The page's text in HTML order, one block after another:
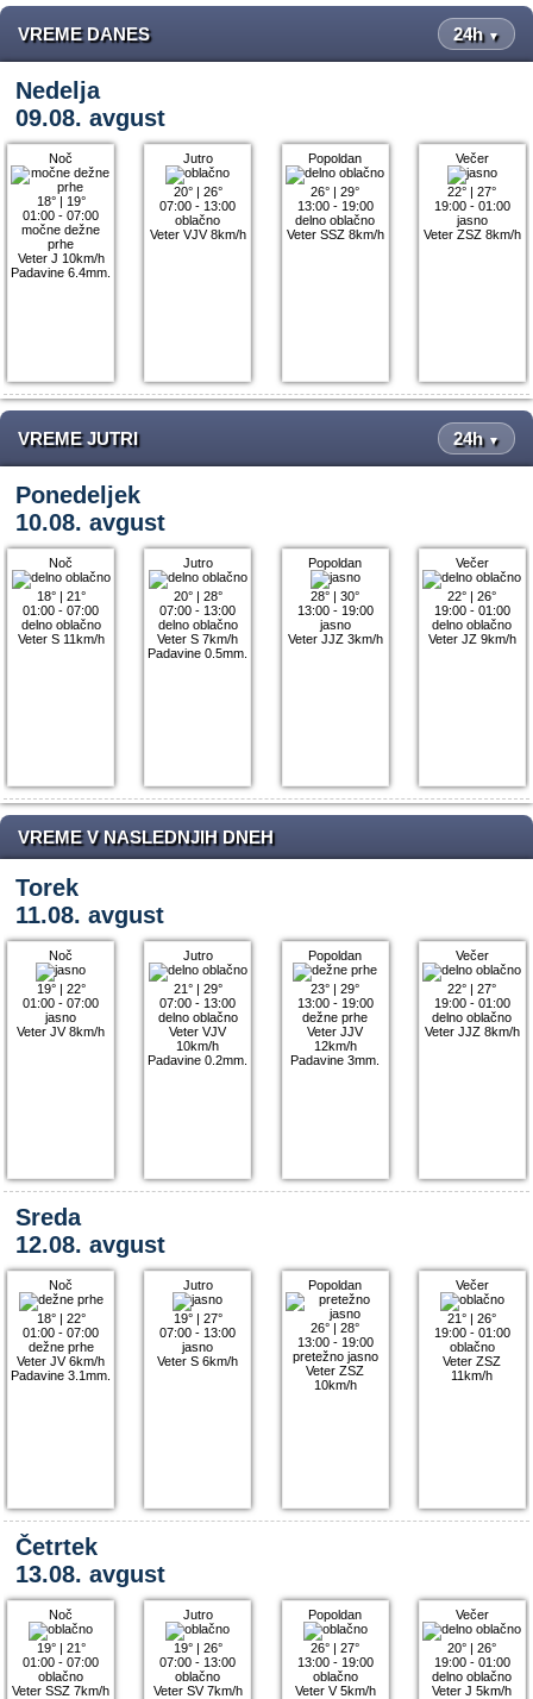
VREME DANES 24h ▼
Nedelja
09.08. avgust
Noč
18°| 19°
01:00 - 07:00
močne dežne
prhe
Veter J 10km/h
Padavine 6.4mm.
Jutro
20°| 26°
07:00 - 13:00
oblačno
Veter VJV 8km/h
Popoldan
26° |29°
13:00 - 19:00
delno oblačno
Veter SSZ 8km/h
Večer
22° |27°
19:00 - 01:00
jasno
Veter ZSZ 8km/h
VREME JUTRI 24h ▼
Ponedeljek
10.08. avgust
Noč
18°| 21°
01:00 - 07:00
delno oblačno
Veter S 11km/h
Jutro
20°| 28°
07:00 - 13:00
delno oblačno
Veter S 7km/h
Padavine 0.5mm.
Popoldan
28° |30°
13:00 - 19:00
jasno
Veter JJZ 3km/h
Večer
22° |26°
19:00 - 01:00
delno oblačno
Veter JZ 9km/h
VREME V NASLEDNJIH DNEH
Torek
11.08. avgust
Noč
19°| 22°
01:00 - 07:00
jasno
Veter JV 8km/h
Jutro
21°| 29°
07:00 - 13:00
delno oblačno
Veter VJV
10km/h
Padavine 0.2mm.
Popoldan
23° |29°
13:00 - 19:00
dežne prhe
Veter JJV
12km/h
Padavine 3mm.
Večer
22° |27°
19:00 - 01:00
delno oblačno
Veter JJZ 8km/h
Sreda
12.08. avgust
Noč
18°| 22°
01:00 - 07:00
dežne prhe
Veter JV 6km/h
Padavine 3.1mm.
Jutro
19°| 27°
07:00 - 13:00
jasno
Veter S 6km/h
Popoldan
26° |28°
13:00 - 19:00
pretežno jasno
Veter ZSZ
10km/h
Večer
21° |26°
19:00 - 01:00
oblačno
Veter ZSZ
11km/h
Četrtek
13.08. avgust
Noč
19°| 21°
01:00 - 07:00
oblačno
Veter SSZ 7km/h
Jutro
19°| 26°
07:00 - 13:00
oblačno
Veter SV 7km/h
Popoldan
26° |27°
13:00 - 19:00
oblačno
Veter V 5km/h
Večer
20° |26°
19:00 - 01:00
delno oblačno
Veter J 5km/h